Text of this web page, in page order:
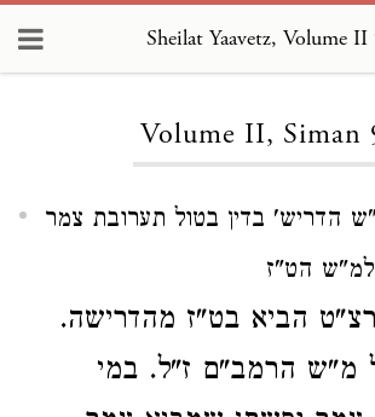
Sheilat Yaavetz, Volume II
Volume II, Siman
הדריש' בדין בטול תערובת צמר
הט"ז
הביא בט"ז מהדרישה.
מ"ש הרמב"ם ז"ל. במי